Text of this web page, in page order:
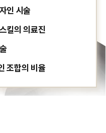
써마지도 또 받을
인 시술
킬의 의료진
조합의 비율